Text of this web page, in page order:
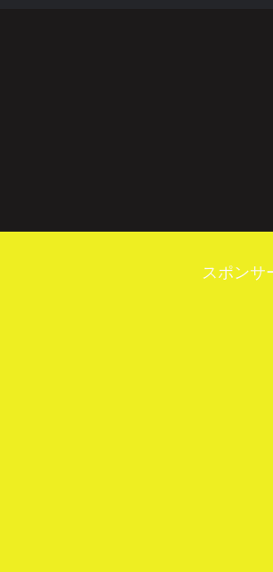
スポンサ